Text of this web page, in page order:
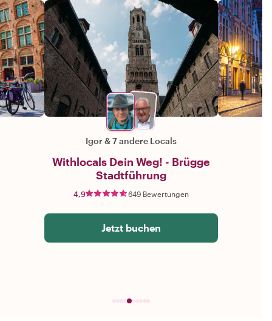
Igor &7 andere Locals
Withlocals Dein Weg! - Brügge
Stadtführung
4,9 649 Bewertungen
Jetzt buchen